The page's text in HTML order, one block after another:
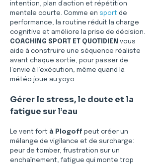
intention, plan d’action et répétition
mentale courte. Comme en sport de
performance, la routine réduit la charge
cognitive et améliore la prise de décision.
COACHING SPORT ET QUOTIDIEN vous
aide à construire une séquence réaliste
avant chaque sortie, pour passer de
l’envie à l’exécution, même quand la
météo joue au yoyo.
Gérer le stress, le doute et la
fatigue sur l’eau
Le vent fort à Plogoff peut créer un
mélange de vigilance et de surcharge:
peur de tomber, frustration sur un
enchaînement, fatigue qui monte trop